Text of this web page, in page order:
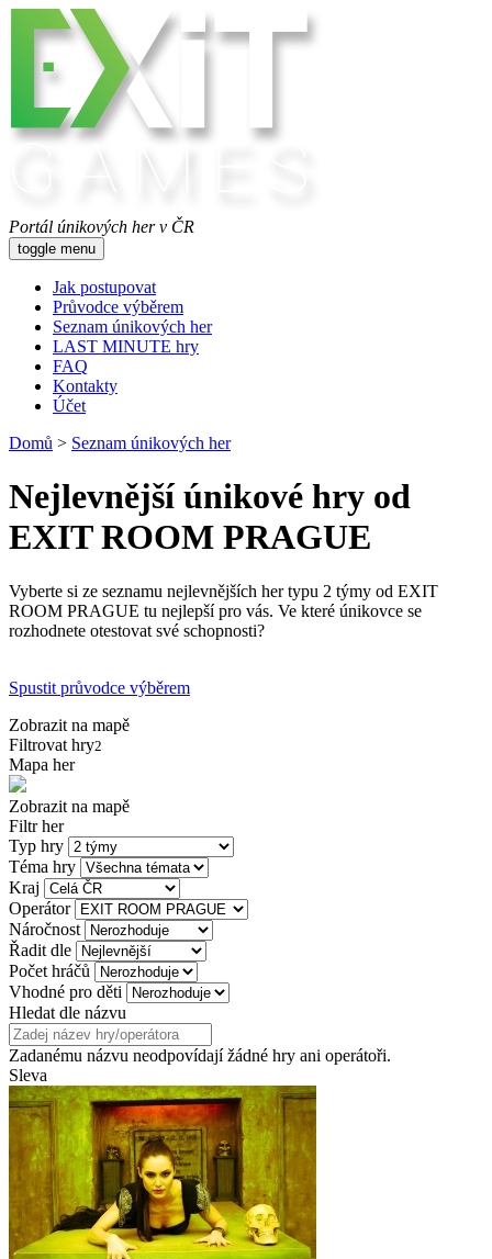
Portál únikových her v ČR
toggle menu
Jak postupovat
Průvodce výběrem
Seznam únikových her
LAST MINUTE hry
FAQ
Kontakty
Účet
Domů > Seznam únikových her
Nejlevnější únikové hry od
EXIT ROOM PRAGUE
Vyberte si ze seznamu nejlevnějších her typu 2 týmy od EXIT
ROOM PRAGUE tu nejlepší pro vás. Ve které únikovce se
rozhodnete otestovat své schopnosti?
Spustit průvodce výběrem
Zobrazit na mapě
Filtrovat hry2
Mapa her
Zobrazit na mapě
Filtr her
Typ hry
Téma hry
Kraj
Operátor
Náročnost
Řadit dle
Počet hráčů
Vhodné pro děti
Hledat dle názvu
Zadanému názvu neodpovídají žádné hry ani operátoři.
Sleva